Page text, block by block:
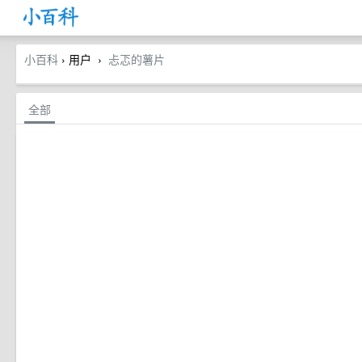
小百科 › 用户 › 忐忑的薯片
全部